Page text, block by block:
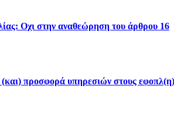
Οχι στην αναθεώρηση του άρθρου 16
προσφορά υπηρεσιών στους